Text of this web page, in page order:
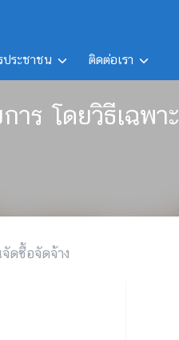
ประชาชน ติดต่อเรา
าร โดยวิธีเฉพาะ
ดซื้อจัดจ้าง